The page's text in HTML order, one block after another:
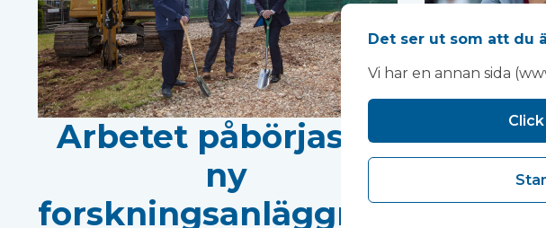
Arbetet påbörjas på
ny
forskningsanläggning
Ny
för
Det ser ut som att du
Vi har en annan sida